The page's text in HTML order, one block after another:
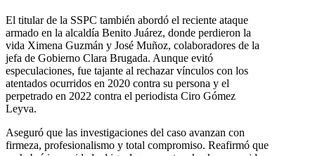
El titular de la SSPC también abordó el reciente ataque
armado en la alcaldía Benito Juárez, donde perdieron la
vida Ximena Guzmán y José Muñoz, colaboradores de la
jefa de Gobierno Clara Brugada. Aunque evitó
especulaciones, fue tajante al rechazar vínculos con los
atentados ocurridos en 2020 contra su persona y el
perpetrado en 2022 contra el periodista Ciro Gómez
Leyva.
Aseguró que las investigaciones del caso avanzan con
firmeza, profesionalismo y total compromiso. Reafirmó que